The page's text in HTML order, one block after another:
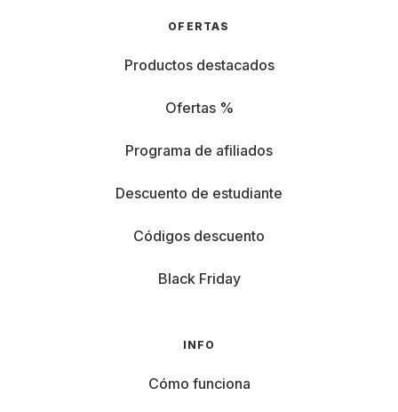
OFERTAS
Productos destacados
Ofertas %
Programa de afiliados
Descuento de estudiante
Códigos descuento
Black Friday
INFO
Cómo funciona